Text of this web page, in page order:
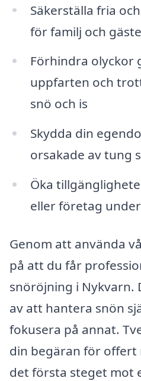
Säkerställa fria
för familj och
Förhindra olyckor
uppfarten och
snö och is
Skydda din
orsakade av tung
Öka
eller företag
Genom att använda
på att du får
snöröjning i Nykvarn.
av att hantera snön
fokusera på annat.
din begäran för offert
det första steget mot